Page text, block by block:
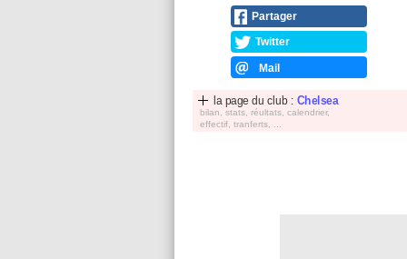
Partager
Twitter
Mail
la page du club : Chelsea
bilan, stats, réultats, calendrier,
effectif, tranferts, ...